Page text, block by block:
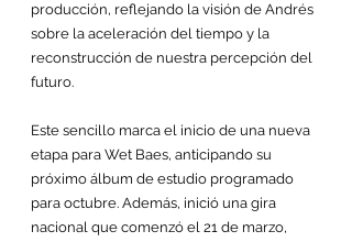
producción, reflejando la visión de Andrés
sobre la aceleración del tiempo y la
reconstrucción de nuestra percepción del
futuro.
Este sencillo marca el inicio de una nueva
etapa para Wet Baes, anticipando su
próximo álbum de estudio programado
para octubre. Además, inició una gira
nacional que comenzó el 21 de marzo,